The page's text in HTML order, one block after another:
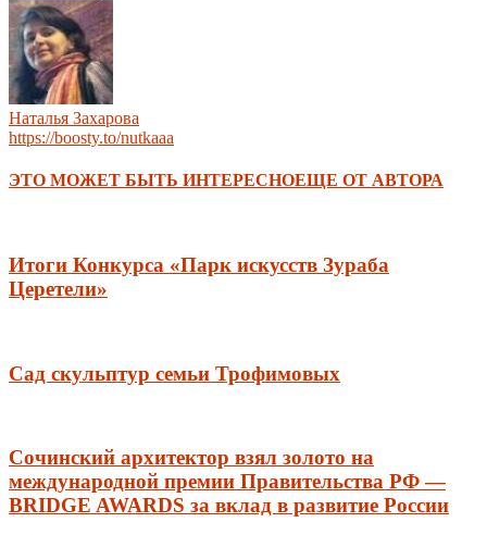
Наталья Захарова
https://boosty.to/nutkaaa
ЭТО МОЖЕТ БЫТЬ ИНТЕРЕСНОЕЩЕ ОТ АВТОРА
Итоги Конкурса «Парк искусств Зураба
Церетели»
Сад скульптур семьи Трофимовых
Сочинский архитектор взял золото на
международной премии Правительства РФ —
BRIDGE AWARDS за вклад в развитие России